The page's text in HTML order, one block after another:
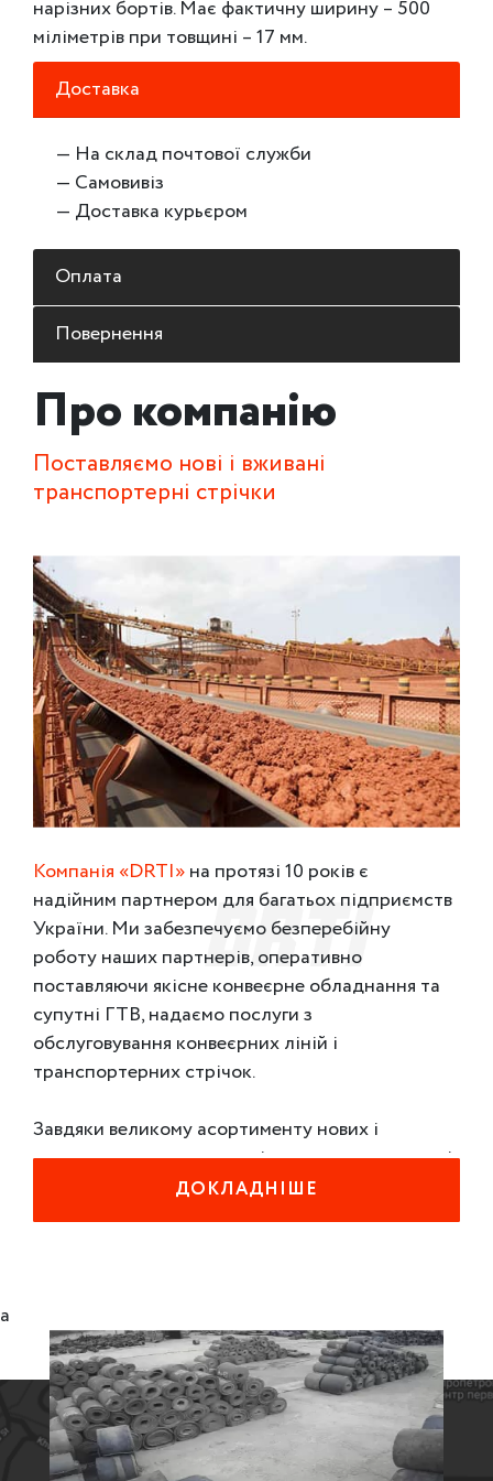
нарізних бортів. Має фактичну ширину – 500
міліметрів при товщині – 17 мм.
Доставка
— На склад почтової служби
— Самовивіз
— Доставка курьєром
Оплата
Повернення
Про компанію
Поставляємо нові і вживані
транспортерні стрічки
Компанія «DRTI»на протязі 10 років є
надійним партнером для багатьох підприємств
України. Ми забезпечуємо безперебійну
роботу наших партнерів, оперативно
поставляючи якісне конвеєрне обладнання та
супутні ГТВ, надаємо послуги з
обслуговування конвеєрних ліній і
транспортерних стрічок.
Завдяки великому асортименту нових і
вживаних конвеєрних стрічок, ми завжди готові
в найкоротші терміни надати необхідну
вашому виробництву конвеєрну стрічку,
За роки роботи ми маємо тісні ділові зв'язки з
найбільшими виробниками транспортерних
стрічок Німеччини, Словенії, Великобританії,
Польщі, України та Китаю, що дозволяє нам
поставити потрібний вид продукції у
найстисліший час, якщо чогось не буде в
ДОКЛАДНІШЕ
a